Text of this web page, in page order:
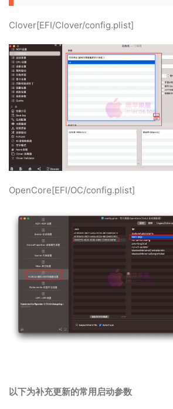
Clover[EFI/Clover/config.plist]
OpenCore[EFI/OC/config.plist]
以下为补充更新的常用启动参数